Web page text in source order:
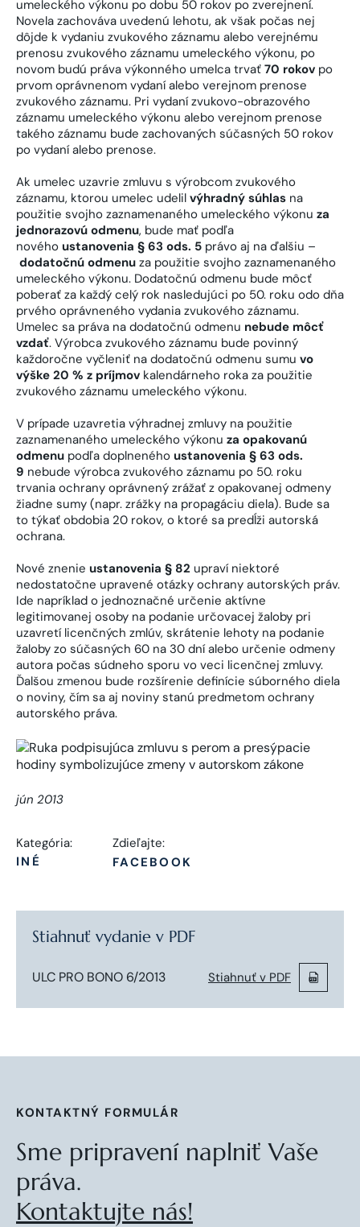
umeleckého výkonu po dobu 50 rokov po zverejnení.
Novela zachováva uvedenú lehotu, ak však počas nej
dôjde k vydaniu zvukového záznamu alebo verejnému
prenosu zvukového záznamu umeleckého výkonu, po
novom budú práva výkonného umelca trvať 70 rokov po
prvom oprávnenom vydaní alebo verejnom prenose
zvukového záznamu. Pri vydaní zvukovo-obrazového
záznamu umeleckého výkonu alebo verejnom prenose
takého záznamu bude zachovaných súčasných 50 rokov
po vydaní alebo prenose.
Ak umelec uzavrie zmluvu s výrobcom zvukového
záznamu, ktorou umelec udelil výhradný súhlas na
použitie svojho zaznamenaného umeleckého výkonu za
jednorazovú odmenu, bude mať podľa
nového ustanovenia § 63 ods. 5 právo aj na ďalšiu –
dodatočnú odmenu za použitie svojho zaznamenaného
umeleckého výkonu. Dodatočnú odmenu bude môcť
poberať za každý celý rok nasledujúci po 50. roku odo dňa
prvého oprávneného vydania zvukového záznamu.
Umelec sa práva na dodatočnú odmenu nebude môcť
vzdať. Výrobca zvukového záznamu bude povinný
každoročne vyčleniť na dodatočnú odmenu sumu vo
výške 20 % z príjmov kalendárneho roka za použitie
zvukového záznamu umeleckého výkonu.
V prípade uzavretia výhradnej zmluvy na použitie
zaznamenaného umeleckého výkonu za opakovanú
odmenu podľa doplneného ustanovenia § 63 ods.
9 nebude výrobca zvukového záznamu po 50. roku
trvania ochrany oprávnený zrážať z opakovanej odmeny
žiadne sumy (napr. zrážky na propagáciu diela). Bude sa
to týkať obdobia 20 rokov, o ktoré sa predĺži autorská
ochrana.
Nové znenie ustanovenia § 82 upraví niektoré
nedostatočne upravené otázky ochrany autorských práv.
Ide napríklad o jednoznačné určenie aktívne
legitimovanej osoby na podanie určovacej žaloby pri
uzavretí licenčných zmlúv, skrátenie lehoty na podanie
žaloby zo súčasných 60 na 30 dní alebo určenie odmeny
autora počas súdneho sporu vo veci licenčnej zmluvy.
Ďalšou zmenou bude rozšírenie definície súborného diela
o noviny, čím sa aj noviny stanú predmetom ochrany
autorského práva.
jún 2013
Kategória:
INÉ
Zdieľajte:
FACEBOOK
Stiahnuť vydanie v PDF
ULC PRO BONO 6/2013 Stiahnuť v PDF
KONTAKTNÝ FORMULÁR
Sme pripravení naplniť Vaše
práva.
Kontaktujte nás!